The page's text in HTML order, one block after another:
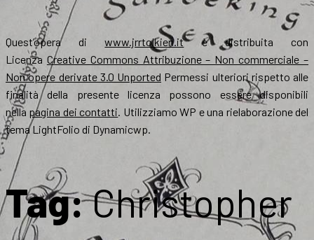
Quest’opera diwww.jrrtolkien.itè distribuita con
Licenza Creative Commons Attribuzione – Non commerciale –
Non opere derivate 3.0 Unported Permessi ulteriori rispetto alle
finalità della presente licenza possono essere disponibili
nella pagina dei contatti. Utilizziamo WP e una rielaborazione del
tema LightFolio di Dynamicwp.
Tag:Christopher